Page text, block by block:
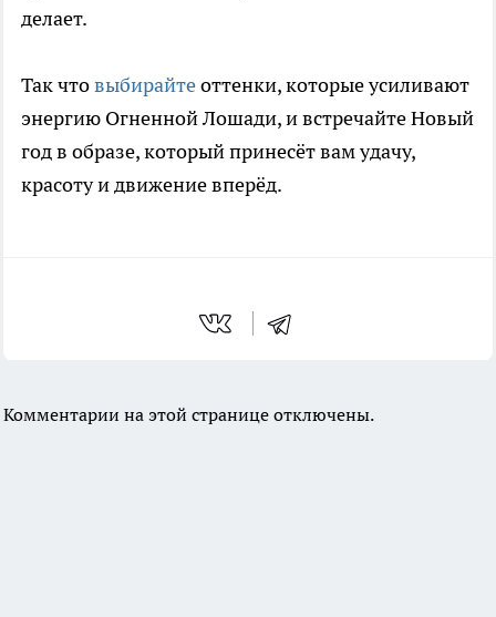
делает.
Так чтовыбирайтеоттенки, которые усиливают
энергию Огненной Лошади, и встречайте Новый
год в образе, который принесёт вам удачу,
красоту и движение вперёд.
Комментарии на этой странице отключены.